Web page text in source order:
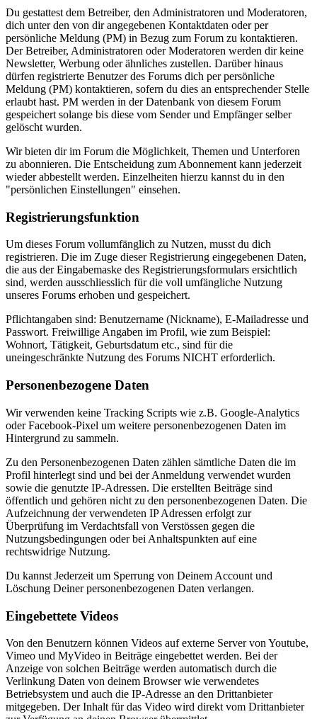
Du gestattest dem Betreiber, den Administratoren und Moderatoren,
dich unter den von dir angegebenen Kontaktdaten oder per
persönliche Meldung (PM) in Bezug zum Forum zu kontaktieren.
Der Betreiber, Administratoren oder Moderatoren werden dir keine
Newsletter, Werbung oder ähnliches zustellen. Darüber hinaus
dürfen registrierte Benutzer des Forums dich per persönliche
Meldung (PM) kontaktieren, sofern du dies an entsprechender Stelle
erlaubt hast. PM werden in der Datenbank von diesem Forum
gespeichert solange bis diese vom Sender und Empfänger selber
gelöscht wurden.
Wir bieten dir im Forum die Möglichkeit, Themen und Unterforen
zu abonnieren. Die Entscheidung zum Abonnement kann jederzeit
wieder abbestellt werden. Einzelheiten hierzu kannst du in den
"persönlichen Einstellungen" einsehen.
Registrierungsfunktion
Um dieses Forum vollumfänglich zu Nutzen, musst du dich
registrieren. Die im Zuge dieser Registrierung eingegebenen Daten,
die aus der Eingabemaske des Registrierungsformulars ersichtlich
sind, werden ausschliesslich für die voll umfängliche Nutzung
unseres Forums erhoben und gespeichert.
Pflichtangaben sind: Benutzername (Nickname), E-Mailadresse und
Passwort. Freiwillige Angaben im Profil, wie zum Beispiel:
Wohnort, Tätigkeit, Geburtsdatum etc., sind für die
uneingeschränkte Nutzung des Forums NICHT erforderlich.
Personenbezogene Daten
Wir verwenden keine Tracking Scripts wie z.B. Google-Analytics
oder Facebook-Pixel um weitere personenbezogenen Daten im
Hintergrund zu sammeln.
Zu den Personenbezogenen Daten zählen sämtliche Daten die im
Profil hinterlegt sind und bei der Anmeldung verwendet wurden
sowie die genutzte IP-Adressen. Die erstellten Beiträge sind
öffentlich und gehören nicht zu den personenbezogenen Daten. Die
Aufzeichnung der verwendeten IP Adressen erfolgt zur
Überprüfung im Verdachtsfall von Verstössen gegen die
Nutzungsbedingungen oder bei Anhaltspunkten auf eine
rechtswidrige Nutzung.
Du kannst Jederzeit um Sperrung von Deinem Account und
Löschung Deiner personenbezogenen Daten verlangen.
Eingebettete Videos
Von den Benutzern können Videos auf externe Server von Youtube,
Vimeo und MyVideo in Beiträge eingebettet werden. Bei der
Anzeige von solchen Beiträge werden automatisch durch die
Verlinkung Daten von deinem Browser wie verwendetes
Betriebsystem und auch die IP-Adresse an den Drittanbieter
mitgegeben. Der Inhalt für das Video wird direkt vom Drittanbieter